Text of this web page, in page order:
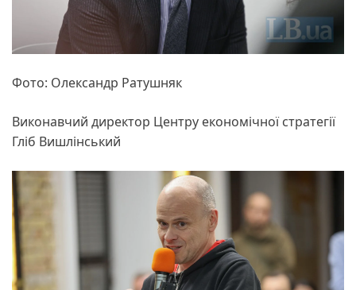
Фото: Олександр Ратушняк
Виконавчий директор Центру економічної стратегії
Гліб Вишлінський